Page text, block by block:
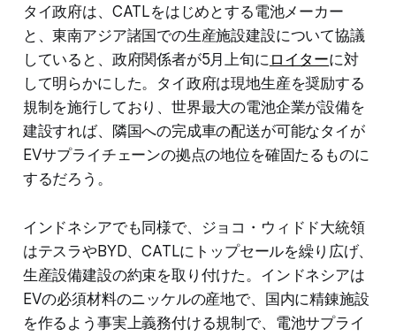
タイ政府は、CATLをはじめとする電池メーカー
と、東南アジア諸国での生産施設建設について協議
していると、政府関係者が5月上旬に ロイターに対
して明らかにした。タイ政府は現地生産を奨励する
規制を施行しており、世界最大の電池企業が設備を
建設すれば、隣国への完成車の配送が可能なタイが
EVサプライチェーンの拠点の地位を確固たるものに
するだろう。
インドネシアでも同様で、ジョコ・ウィドド大統領
はテスラやBYD、CATLにトップセールを繰り広げ、
生産設備建設の約束を取り付けた。インドネシアは
EVの必須材料のニッケルの産地で、国内に精錬施設
を作るよう事実上義務付ける規制で、電池サプライ